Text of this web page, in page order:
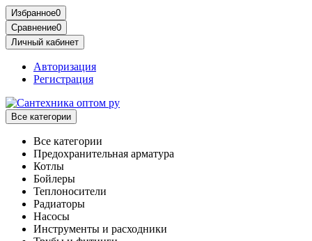
Избранное0
Сравнение0
Личный кабинет
Авторизация
Регистрация
Все категории
Все категории
Предохранительная арматура
Котлы
Бойлеры
Теплоносители
Радиаторы
Насосы
Инструменты и расходники